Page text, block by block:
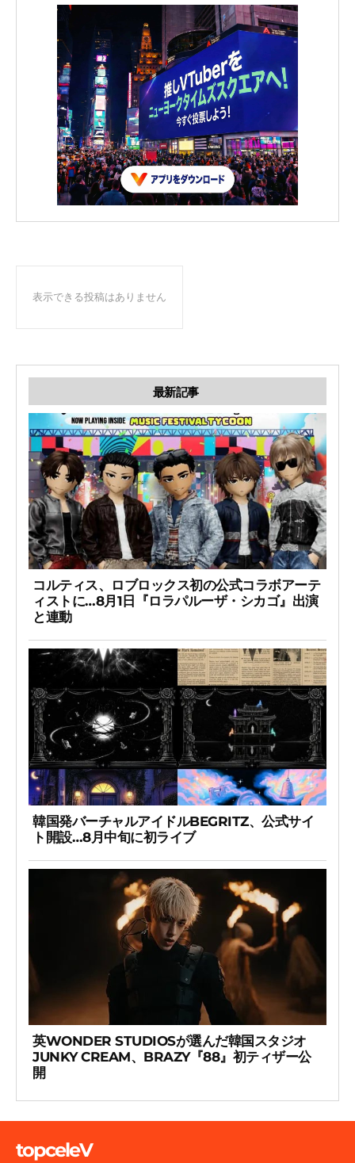
表示できる投稿はありません
最新記事
コルティス、ロブロックス初の公式コラボアーテ
ィストに…8月1日『ロラパルーザ・シカゴ』出演
と連動
韓国発バーチャルアイドルBEGRITZ、公式サイ
ト開設…8月中旬に初ライブ
英WONDER STUDIOSが選んだ韓国スタジオ
JUNKY CREAM、BRAZY『88』初ティザー公
開
topceleV